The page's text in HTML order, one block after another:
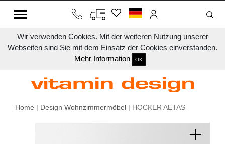
Wir verwenden Cookies. Mit der weiteren Nutzung unserer
Webseiten sind Sie mit dem Einsatz der Cookies einverstanden.
Mehr Information
OK
Home | Design Wohnzimmermöbel | HOCKER AETAS